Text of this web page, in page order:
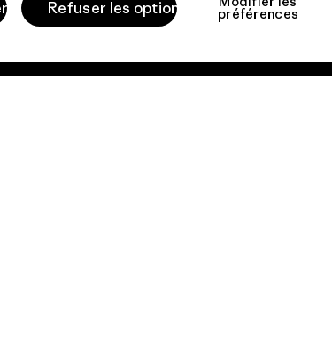
Refuser les options préférences